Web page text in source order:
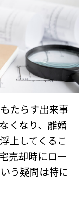
たらす出来事
くなり、離婚
上してくるこ
売却時にロー
う疑問は特に